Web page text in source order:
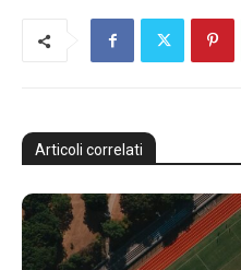
Articoli correlati